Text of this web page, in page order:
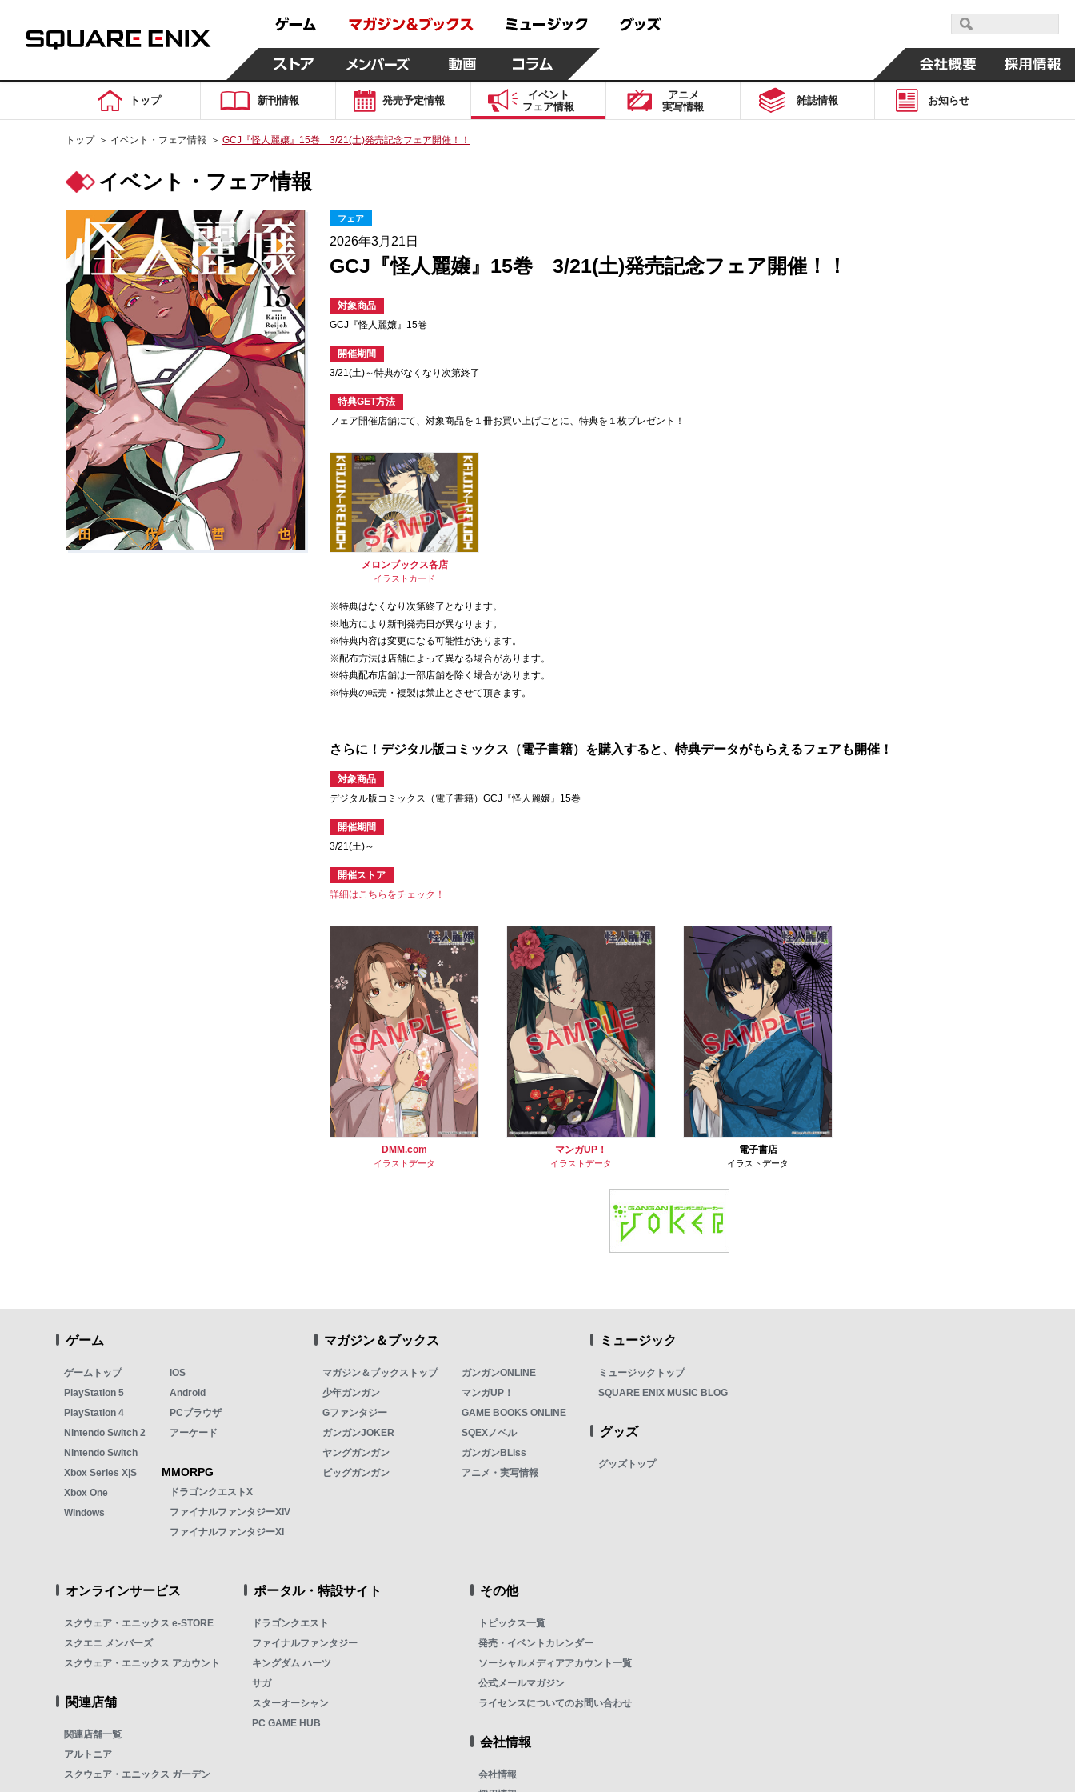
トップ 新刊情報 発売予定情報
イベント
フェア情報
アニメ
実写情報
雑誌情報 お知らせ
トップ ＞ イベント・フェア情報 ＞ GCJ『怪人麗嬢』15巻 3/21(土)発売記念フェア開催！！
イベント・フェア情報
フェア
2026年3月21日
GCJ『怪人麗嬢』15巻 3/21(土)発売記念フェア開催！！
対象商品
GCJ『怪人麗嬢』15巻
開催期間
3/21(土)～特典がなくなり次第終了
特典GET方法
フェア開催店舗にて、対象商品を１冊お買い上げごとに、特典を１枚プレゼント！
メロンブックス各店
イラストカード
※特典はなくなり次第終了となります。
※地方により新刊発売日が異なります。
※特典内容は変更になる可能性があります。
※配布方法は店舗によって異なる場合があります。
※特典配布店舗は一部店舗を除く場合があります。
※特典の転売・複製は禁止とさせて頂きます。
さらに！デジタル版コミックス（電子書籍）を購入すると、特典データがもらえるフェアも開催！
対象商品
デジタル版コミックス（電子書籍）GCJ『怪人麗嬢』15巻
開催期間
3/21(土)～
開催ストア
詳細はこちらをチェック！
DMM.com
イラストデータ
マンガUP！
イラストデータ
電子書店
イラストデータ
ゲーム
ゲームトップ
PlayStation 5
PlayStation 4
Nintendo Switch 2
Nintendo Switch
Xbox Series X|S
Xbox One
Windows
iOS
Android
PCブラウザ
アーケード
MMORPG
ドラゴンクエストX
ファイナルファンタジーXIV
ファイナルファンタジーXI
マガジン＆ブックス
マガジン＆ブックストップ
少年ガンガン
Gファンタジー
ガンガンJOKER
ヤングガンガン
ビッグガンガン
ガンガンONLINE
マンガUP！
GAME BOOKS ONLINE
SQEXノベル
ガンガンBLiss
アニメ・実写情報
ミュージック
ミュージックトップ
SQUARE ENIX MUSIC BLOG
グッズ
グッズトップ
オンラインサービス
スクウェア・エニックス e-STORE
スクエニ メンバーズ
スクウェア・エニックス アカウント
関連店舗
関連店舗一覧
アルトニア
スクウェア・エニックス ガーデン
ポータル・特設サイト
ドラゴンクエスト
ファイナルファンタジー
キングダム ハーツ
サガ
スターオーシャン
PC GAME HUB
その他
トピックス一覧
発売・イベントカレンダー
ソーシャルメディアアカウント一覧
公式メールマガジン
ライセンスについてのお問い合わせ
会社情報
会社情報